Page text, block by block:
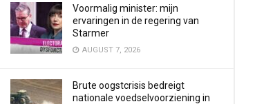
Voormalig minister: mijn
ervaringen in de regering van
Starmer
AUGUST 7, 2026
Brute oogstcrisis bedreigt
nationale voedselvoorziening in